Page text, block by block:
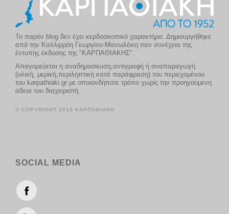
Το παρόν blog δεν έχει κερδοσκοπικό χαρακτήρα. Δημιουργήθηκε
από την Καλλιρρόη Γεωργίου-Μανωλάκη σαν συνέχεια της
έντυπης έκδοσης της "ΚΑΡΠΑΘΙΑΚΗΣ".
Απαγορεύεται η αναδημοσίευση,αντιγραφή ή αναπαραγωγή
(ολική, μερική,περιληπτική κατά παράφραση) του περιεχομένου
του karpathiaki.gr με οποιονδήποτε τρόπο χωρίς την προηγούμενη
άδεια του διαχειριστή.
© COPYRIGHT 2015 ΚΑΡΠΑΘΙΑΚΗ
SOCIAL MEDIA